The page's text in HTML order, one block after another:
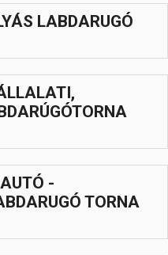
LABDARUGÓ
-
TORNA